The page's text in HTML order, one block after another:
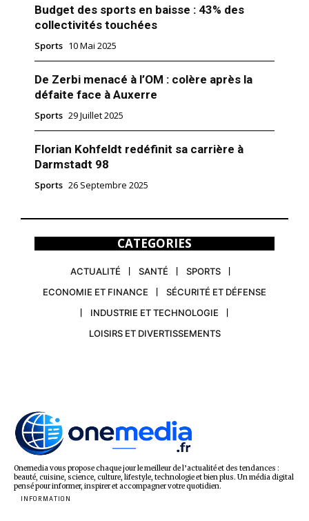
Budget des sports en baisse : 43% des
collectivités touchées
Sports 10 Mai 2025
De Zerbi menacé à l’OM : colère après la
défaite face à Auxerre
Sports 29 Juillet 2025
Florian Kohfeldt redéfinit sa carrière à
Darmstadt 98
Sports 26 Septembre 2025
CATEGORIES
ACTUALITÉ SANTÉ
SPORTS
ECONOMIE ET FINANCE
SÉCURITÉ ET DÉFENSE
INDUSTRIE ET TECHNOLOGIE
LOISIRS ET DIVERTISSEMENTS
Onemedia vous propose chaque jour le meilleur de l’actualité et des tendances :
beauté, cuisine, science, culture, lifestyle, technologie et bien plus. Un média digital
pensé pour informer, inspirer et accompagner votre quotidien.
INFORMATION